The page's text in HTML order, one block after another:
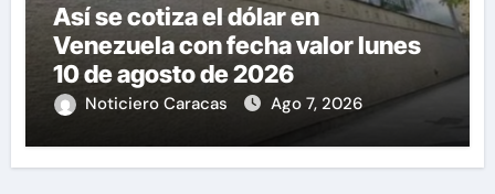
Así se cotiza el dólar en
Venezuela con fecha valor lunes
10 de agosto de 2026
Noticiero Caracas Ago 7, 2026